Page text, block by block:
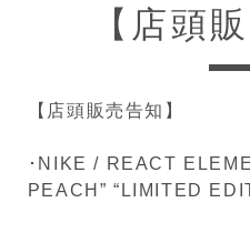
【店頭
【店頭販売告知】
･NIKE / REACT
PEACH” “LIMITED